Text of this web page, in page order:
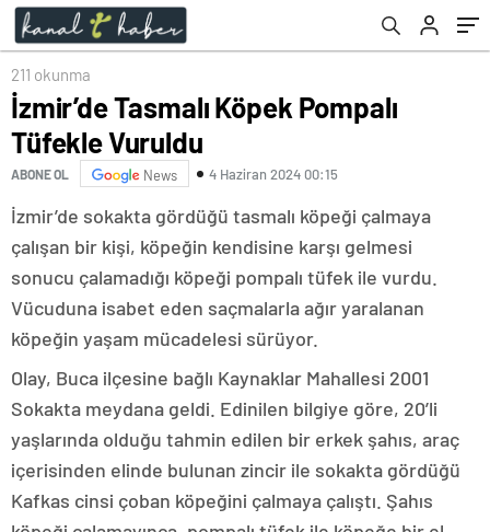
211 okunma
İzmir’de Tasmalı Köpek Pompalı
Tüfekle Vuruldu
ABONE OL News 4 Haziran 2024 00:15
İzmir’de sokakta gördüğü tasmalı köpeği çalmaya
çalışan bir kişi, köpeğin kendisine karşı gelmesi
sonucu çalamadığı köpeği pompalı tüfek ile vurdu.
Vücuduna isabet eden saçmalarla ağır yaralanan
köpeğin yaşam mücadelesi sürüyor.
Olay, Buca ilçesine bağlı Kaynaklar Mahallesi 2001
Sokakta meydana geldi. Edinilen bilgiye göre, 20’li
yaşlarında olduğu tahmin edilen bir erkek şahıs, araç
içerisinden elinde bulunan zincir ile sokakta gördüğü
Kafkas cinsi çoban köpeğini çalmaya çalıştı. Şahıs